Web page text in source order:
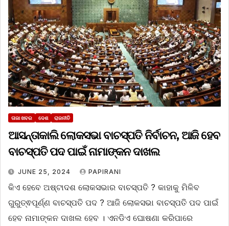
ତାଜା ଖବର ଦେଶ ରାଜନୀତି
ଆସନ୍ତାକାଲି ଲୋକସଭା ବାଚସ୍ପତି ନିର୍ବାଚନ, ଆଜି ହେବ
ବାଚସ୍ପତି ପଦ ପାଇଁ ନାମାଙ୍କନ ଦାଖଲ
JUNE 25, 2024 PAPIRANI
କିଏ ହେବେ ଅଷ୍ଟାଦଶ ଲୋକସଭାର ବାଚସ୍ପତି ? କାହାକୁ ମିଳିବ
ଗୁରୁତ୍ଵପୂର୍ଣ୍ଣ ବାଚସ୍ପତି ପଦ ? ଆଜି ଲୋକସଭା ବାଚସ୍ପତି ପଦ ପାଇଁ
ହେବ ନାମାଙ୍କନ ଦାଖଲ ହେବ । ଏନଡିଏ ଘୋଷଣା କରିପାରେ